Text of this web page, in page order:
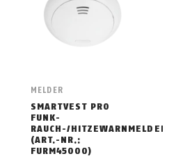
MELDER
SMARTVEST PRO
FUNK-
RAUCH-/HITZEWARNMELDER
(ART.-NR.:
FURM45000)